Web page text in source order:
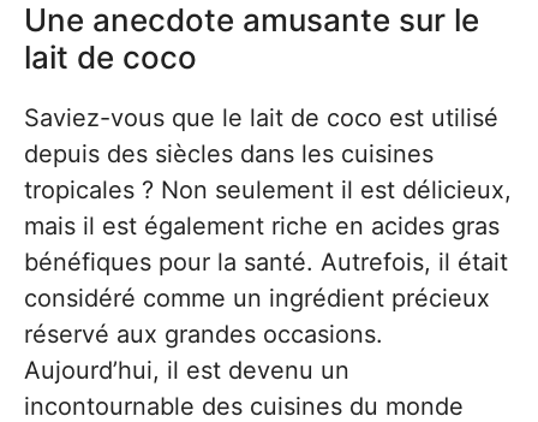
Une anecdote amusante sur le
lait de coco
Saviez-vous que le lait de coco est utilisé
depuis des siècles dans les cuisines
tropicales ? Non seulement il est délicieux,
mais il est également riche en acides gras
bénéfiques pour la santé. Autrefois, il était
considéré comme un ingrédient précieux
réservé aux grandes occasions.
Aujourd’hui, il est devenu un
incontournable des cuisines du monde